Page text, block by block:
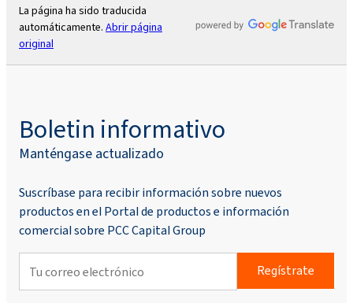
La página ha sido traducida
automáticamente. Abrir página
original
Boletin informativo
Manténgase actualizado
Suscríbase para recibir información sobre nuevos
productos en el Portal de productos e información
comercial sobre PCC Capital Group
Regístrate